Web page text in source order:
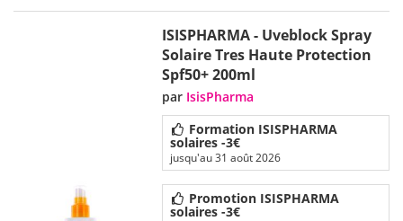
ISISPHARMA - Uveblock Spray
Solaire Tres Haute Protection
Spf50+ 200ml
par IsisPharma
Formation ISISPHARMA
solaires -3€
jusqu'au 31 août 2026
Promotion ISISPHARMA
solaires -3€